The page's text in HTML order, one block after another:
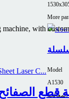
More
Model
A1530
with